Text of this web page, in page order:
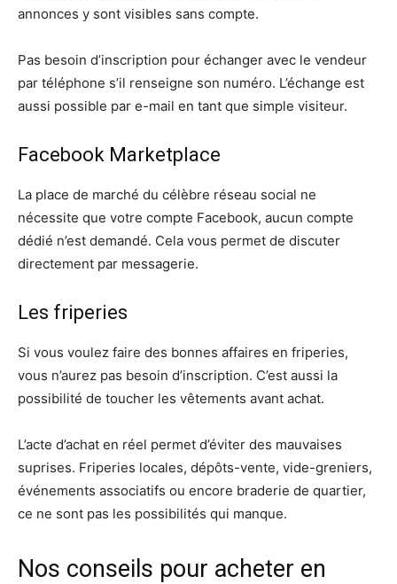
annonces y sont visibles sans compte.
Pas besoin d’inscription pour échanger avec le vendeur
par téléphone s’il renseigne son numéro. L’échange est
aussi possible par e-mail en tant que simple visiteur.
Facebook Marketplace
La place de marché du célèbre réseau social ne
nécessite que votre compte Facebook, aucun compte
dédié n’est demandé. Cela vous permet de discuter
directement par messagerie.
Les friperies
Si vous voulez faire des bonnes affaires en friperies,
vous n’aurez pas besoin d’inscription. C’est aussi la
possibilité de toucher les vêtements avant achat.
L’acte d’achat en réel permet d’éviter des mauvaises
suprises. Friperies locales, dépôts-vente, vide-greniers,
événements associatifs ou encore braderie de quartier,
ce ne sont pas les possibilités qui manque.
Nos conseils pour acheter en